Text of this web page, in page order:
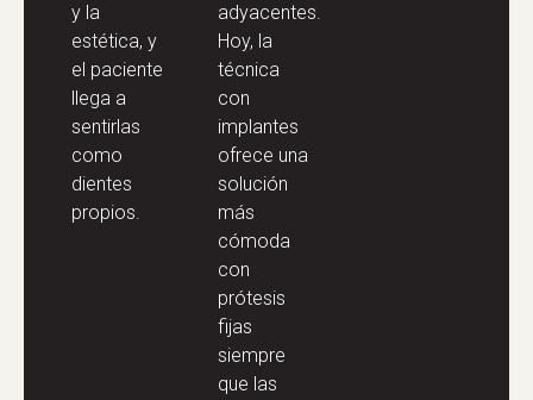
y la
estética, y
el paciente
llega a
sentirlas
como
dientes
propios.
adyacentes.
Hoy, la
técnica
con
implantes
ofrece una
solución
más
cómoda
con
prótesis
fijas
siempre
que las